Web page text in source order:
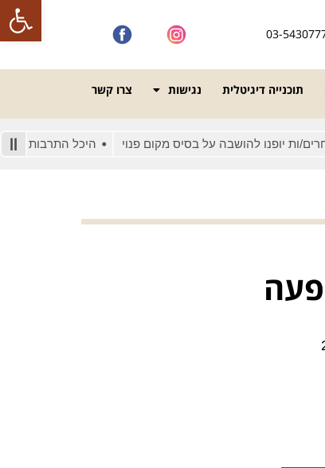
פתח
03-
תוכנייה דיגיטלית נגישות צרו קשר
יופנו להושבה על בסיס מקום פנוי היכל התרבות מונגש